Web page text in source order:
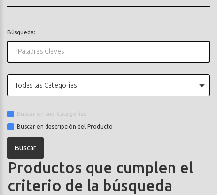
Búsqueda:
Todas las Categorías
Buscar en Sub-Categorías
Buscar en descripción del Producto
Productos que cumplen el
criterio de la búsqueda